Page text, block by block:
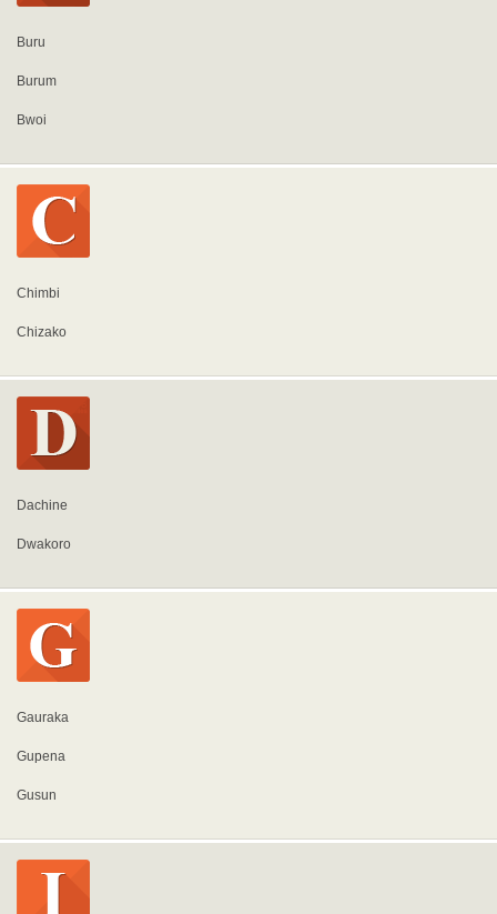
Buru
Burum
Bwoi
Chimbi
Chizako
Dachine
Dwakoro
Gauraka
Gupena
Gusun